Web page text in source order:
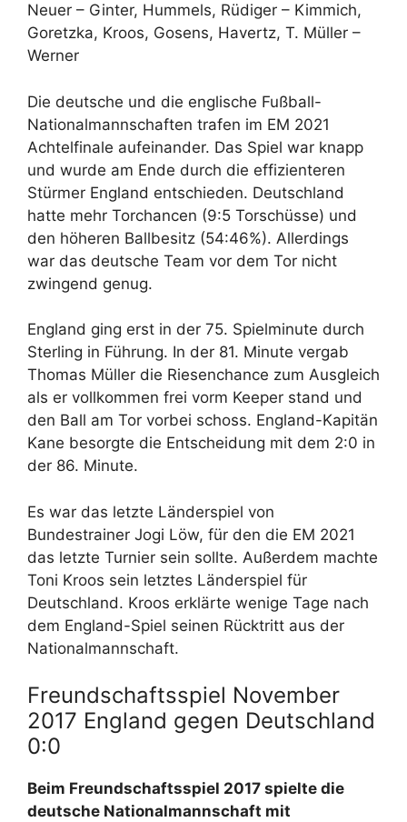
Neuer – Ginter, Hummels, Rüdiger – Kimmich,
Goretzka, Kroos, Gosens, Havertz, T. Müller –
Werner
Die deutsche und die englische Fußball-
Nationalmannschaften trafen im EM 2021
Achtelfinale aufeinander. Das Spiel war knapp
und wurde am Ende durch die effizienteren
Stürmer England entschieden. Deutschland
hatte mehr Torchancen (9:5 Torschüsse) und
den höheren Ballbesitz (54:46%). Allerdings
war das deutsche Team vor dem Tor nicht
zwingend genug.
England ging erst in der 75. Spielminute durch
Sterling in Führung. In der 81. Minute vergab
Thomas Müller die Riesenchance zum Ausgleich
als er vollkommen frei vorm Keeper stand und
den Ball am Tor vorbei schoss. England-Kapitän
Kane besorgte die Entscheidung mit dem 2:0 in
der 86. Minute.
Es war das letzte Länderspiel von
Bundestrainer Jogi Löw, für den die EM 2021
das letzte Turnier sein sollte. Außerdem machte
Toni Kroos sein letztes Länderspiel für
Deutschland. Kroos erklärte wenige Tage nach
dem England-Spiel seinen Rücktritt aus der
Nationalmannschaft.
Freundschaftsspiel November
2017 England gegen Deutschland
0:0
Beim Freundschaftsspiel 2017 spielte die
deutsche Nationalmannschaft mit